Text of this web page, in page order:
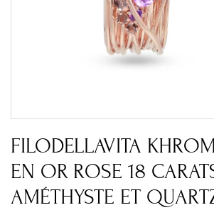
FILODELLAVITA
EN OR ROSE 18
AMÉTHYSTE ET